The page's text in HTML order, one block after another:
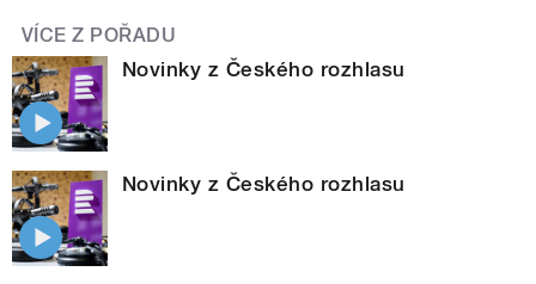
VÍCE Z POŘADU
Novinky z Českého rozhlasu
Novinky z Českého rozhlasu